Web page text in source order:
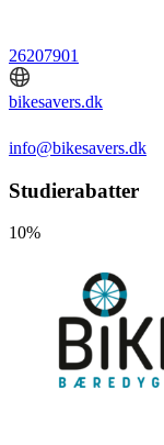
26207901
bikesavers.dk
info@bikesavers.dk
Studierabatter
10%